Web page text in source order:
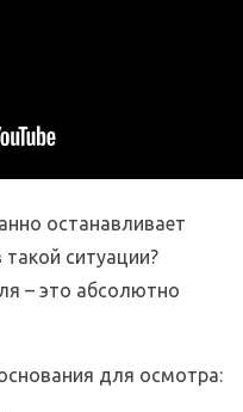
останавливает
такой ситуации?
– это абсолютно
для осмотра: